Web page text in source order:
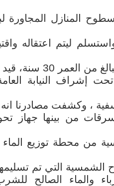
المنازل المجاورة
ليتم اعتقاله
قيد تدابير الحراسة
إشراف النيابة
، وكشفت مصادرنا
من بينها جهاز
10لوحات شمسية من محطة توزيع
الشمسية التي تم
والماء الصالح